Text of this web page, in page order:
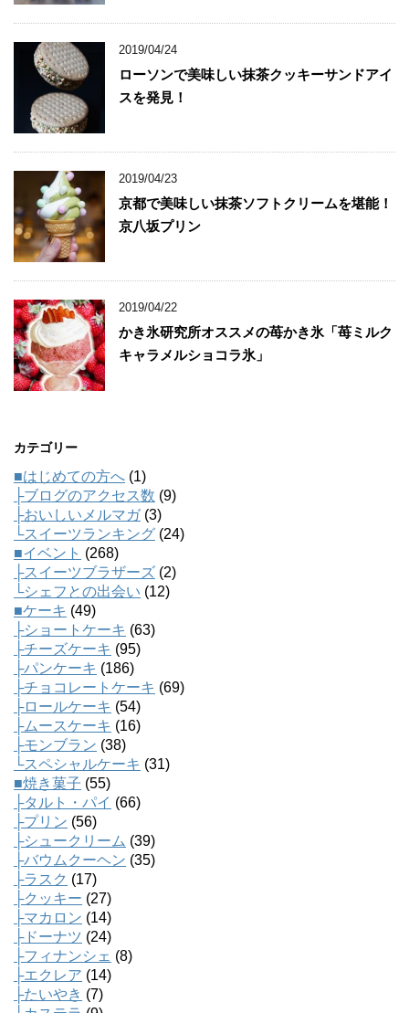
2019/04/24
ローソンで美味しい抹茶クッキーサンドアイ
スを発見！
2019/04/23
京都で美味しい抹茶ソフトクリームを堪能！
京八坂プリン
2019/04/22
かき氷研究所オススメの苺かき氷「苺ミルク
キャラメルショコラ氷」
カテゴリー
■はじめての方へ (1)
├ブログのアクセス数 (9)
├おいしいメルマガ(3)
└スイーツランキング (24)
■イベント (268)
├スイーツブラザーズ (2)
└シェフとの出会い (12)
■ケーキ (49)
├ショートケーキ (63)
├チーズケーキ (95)
├パンケーキ (186)
├チョコレートケーキ (69)
├ロールケーキ (54)
├ムースケーキ (16)
├モンブラン (38)
└スペシャルケーキ (31)
■焼き菓子 (55)
├タルト・パイ (66)
├プリン (56)
├シュークリーム (39)
├バウムクーヘン (35)
├ラスク (17)
├クッキー (27)
├マカロン (14)
├ドーナツ (24)
├フィナンシェ (8)
├エクレア (14)
├たいやき (7)